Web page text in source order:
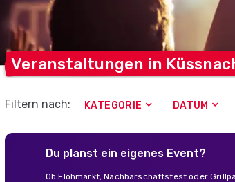
Veranstaltungen in
Filtern nach: KATEGORIE DATUM
Du planst ein eigenes Event?
Ob Flohmarkt, Nachbarschaftsfest oder